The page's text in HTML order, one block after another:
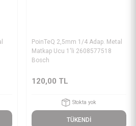
PoinTeQ 2,5mm 1/4 Adap. Metal
Matkap Ucu 1'li 2608577518
Bosch
120,00 TL
Stokta yok
TÜKENDİ